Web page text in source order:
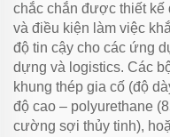
chắc chắn được thiết
và điều kiện làm việc
độ tin cậy cho các ứng
dựng và logistics. Các
khung thép gia cố (độ
độ cao – polyurethane
cường sợi thủy tinh),